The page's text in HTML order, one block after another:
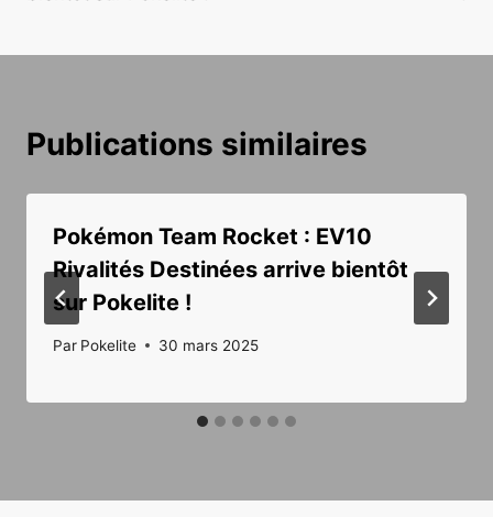
Publications similaires
Pokémon Team Rocket : EV10
Rivalités Destinées arrive bientôt
sur Pokelite !
Par Pokelite 30 mars 2025